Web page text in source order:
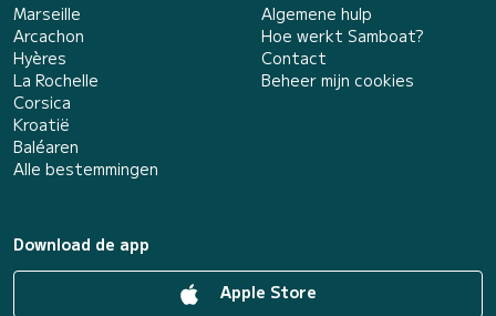
Marseille
Arcachon
Hyères
La Rochelle
Corsica
Kroatië
Baléaren
Alle bestemmingen
Algemene hulp
Hoe werkt Samboat?
Contact
Beheer mijn cookies
Download de app
Apple Store